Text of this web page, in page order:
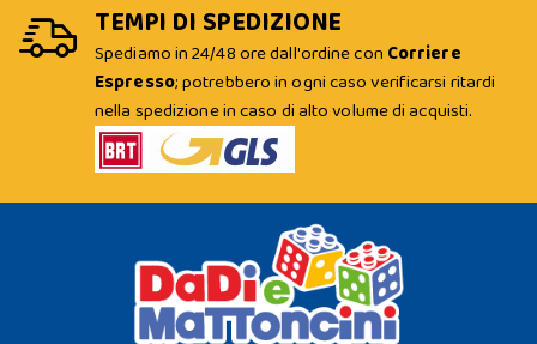
TEMPI DI SPEDIZIONE
Spediamo in 24/48 ore dall'ordine con Corriere
Espresso; potrebbero in ogni caso verificarsi ritardi
nella spedizione in caso di alto volume di acquisti.